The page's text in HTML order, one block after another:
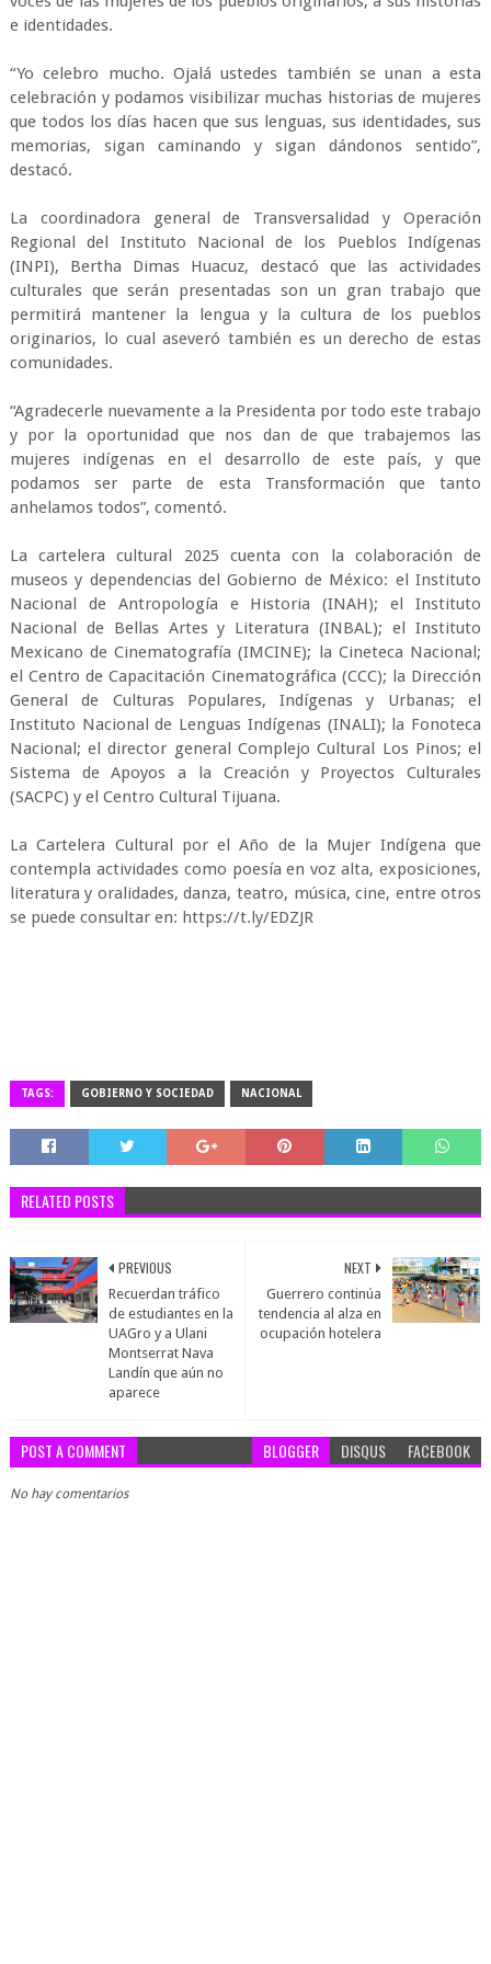
e identidades.
“Yo celebro mucho. Ojalá ustedes también se unan a esta
celebración y podamos visibilizar muchas historias de mujeres
que todos los días hacen que sus lenguas, sus identidades, sus
memorias, sigan caminando y sigan dándonos sentido”,
destacó.
La coordinadora general de Transversalidad y Operación
Regional del Instituto Nacional de los Pueblos Indígenas
(INPI), Bertha Dimas Huacuz, destacó que las actividades
culturales que serán presentadas son un gran trabajo que
permitirá mantener la lengua y la cultura de los pueblos
originarios, lo cual aseveró también es un derecho de estas
comunidades.
“Agradecerle nuevamente a la Presidenta por todo este trabajo
y por la oportunidad que nos dan de que trabajemos las
mujeres indígenas en el desarrollo de este país, y que
podamos ser parte de esta Transformación que tanto
anhelamos todos”, comentó.
La cartelera cultural 2025 cuenta con la colaboración de
museos y dependencias del Gobierno de México: el Instituto
Nacional de Antropología e Historia (INAH); el Instituto
Nacional de Bellas Artes y Literatura (INBAL); el Instituto
Mexicano de Cinematografía (IMCINE); la Cineteca Nacional;
el Centro de Capacitación Cinematográfica (CCC); la Dirección
General de Culturas Populares, Indígenas y Urbanas; el
Instituto Nacional de Lenguas Indígenas (INALI); la Fonoteca
Nacional; el director general Complejo Cultural Los Pinos; el
Sistema de Apoyos a la Creación y Proyectos Culturales
(SACPC) y el Centro Cultural Tijuana.
La Cartelera Cultural por el Año de la Mujer Indígena que
contempla actividades como poesía en voz alta, exposiciones,
literatura y oralidades, danza, teatro, música, cine, entre otros
se puede consultar en: https://t.ly/EDZJR
TAGS: GOBIERNO Y SOCIEDAD NACIONAL
RELATED POSTS
NEXT
Guerrero continúa
tendencia al alza en
ocupación hotelera
PREVIOUS
Recuerdan tráfico
de estudiantes en la
UAGro y a Ulani
Montserrat Nava
Landín que aún no
aparece
POST A COMMENT BLOGGER DISQUS FACEBOOK
No hay comentarios